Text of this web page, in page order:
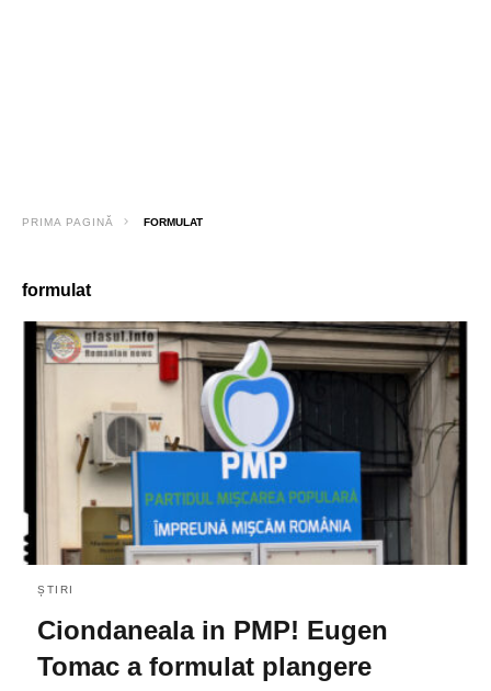
PRIMA PAGINĂ FORMULAT
formulat
ȘTIRI
Ciondaneala in PMP! Eugen
Tomac a formulat plangere